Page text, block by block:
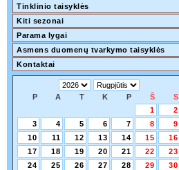
Tinklinio taisyklės
Kiti sezonai
Parama lygai
Asmens duomenų tvarkymo taisyklės
Kontaktai
P A T K P Š
S
1
2
3
4 5 6 7 8
9
10
11 12 13 14 15
16
17
18 19 20 21 22
23
24
25 26 27 28 29
30